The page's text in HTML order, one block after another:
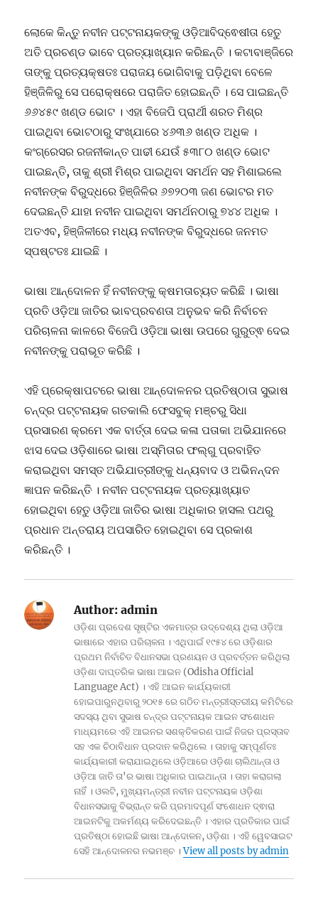
ଲୋକେ କିନ୍ତୁ ନବୀନ ପଟ୍ଟନାୟକଙ୍କୁ ଓଡ଼ିଆବିଦ୍ଵେଷୀତା ହେତୁ
ଅତି ପ୍ରଚଣ୍ଡ ଭାବେ ପ୍ରତ୍ୟାଖ୍ୟାନ କରିଛନ୍ତି । କଟାବାଞ୍ଜିରେ
ତାଙ୍କୁ ପ୍ରତ୍ୟକ୍ଷତଃ ପରାଜୟ ଭୋଗିବାକୁ ପଡ଼ିଥିବା ବେଳେ
ହିଞ୍ଜିଳିରୁ ସେ ପରୋକ୍ଷରେ ପରାଜିତ ହୋଇଛନ୍ତି । ସେ ପାଇଛନ୍ତି
୬୬୪୫୯ ଖଣ୍ଡ ଭୋଟ । ଏହା ବିଜେପି ପ୍ରାର୍ଥୀ ଶରତ ମିଶ୍ର
ପାଇଥିବା ଭୋଟଠାରୁ ସଂଖ୍ଯାରେ ୪୬୩୬ ଖଣ୍ଡ ଅଧିକ ।
କଂଗ୍ରେସର ରଜନୀକାନ୍ତ ପାଢୀ ଯେଉଁ ୫୩୮୦ ଖଣ୍ଡ ଭୋଟ
ପାଇଛନ୍ତି, ତାକୁ ଶ୍ରୀ ମିଶ୍ର ପାଇଥିବା ସମର୍ଥନ ସହ ମିଶାଇଲେ
ନବୀନଙ୍କ ବିରୁଦ୍ଧରେ ହିଞ୍ଜିଳିର ୬୭୨୦୩ ଜଣ ଭୋଟର ମତ
ଦେଇଛନ୍ତି ଯାହା ନବୀନ ପାଇଥିବା ସମର୍ଥନଠାରୁ ୭୪୪ ଅଧିକ ।
ଅତଏବ, ହିଞ୍ଜିଳୀରେ ମଧ୍ୟ ନବୀନଙ୍କ ବିରୁଦ୍ଧରେ ଜନମତ
ସ୍ପଷ୍ଟତଃ ଯାଇଛି ।
ଭାଷା ଆନ୍ଦୋଳନ ହିଁ ନବୀନଙ୍କୁ କ୍ଷମତାଚ୍ୟତ କରିଛି । ଭାଷା
ପ୍ରତି ଓଡ଼ିଆ ଜାତିର ଭାବପ୍ରବଣତା ଅନୁଭବ କରି ନିର୍ବାଚନ
ପରିଚାଳନା କାଳରେ ବିଜେପି ଓଡ଼ିଆ ଭାଷା ଉପରେ ଗୁରୁତ୍ଵ ଦେଇ
ନବୀନଙ୍କୁ ପରାଭୂତ କରିଛି ।
ଏହି ପ୍ରେକ୍ଷାପଟରେ ଭାଷା ଆନ୍ଦୋଳନର ପ୍ରତିଷ୍ଠାତା ସୁଭାଷ
ଚନ୍ଦ୍ର ପଟ୍ଟନାୟକ ଗତକାଲି ଫେସବୁକ୍ ମଞ୍ଚରୁ ସିଧା
ପ୍ରସାରଣ କ୍ରମେ ଏକ ବାର୍ତ୍ତା ଦେଇ କଳା ପତାକା ଅଭିଯାନରେ
ଝାସ ଦେଇ ଓଡ଼ିଶାରେ ଭାଷା ଅସ୍ମିତାର ଫଲ୍ଗୁ ପ୍ରବାହିତ
କରାଇଥିବା ସମସ୍ତ ଅଭିଯାତ୍ରୀଙ୍କୁ ଧନ୍ୟବାଦ ଓ ଅଭିନନ୍ଦନ
ଜ୍ଞାପନ କରିଛନ୍ତି । ନବୀନ ପଟ୍ଟନାୟକ ପ୍ରତ୍ୟାଖ୍ୟାତ
ହୋଇଥିବା ହେତୁ ଓଡ଼ିଆ ଜାତିର ଭାଷା ଅଧିକାର ହାସଲ ପଥରୁ
ପ୍ରଧାନ ଅନ୍ତରାୟ ଅପସାରିତ ହୋଇଥିବା ସେ ପ୍ରକାଶ
କରିଛନ୍ତି ।
Author: admin
ଓଡ଼ିଶା ପ୍ରଦେଶ ସୃଷ୍ଟିର ଏକମାତ୍ର ଉଦ୍ଦେଶ୍ୟ ଥିଲା ଓଡ଼ିଆ
ଭାଷାରେ ଏହାର ପରିଚାଳନା । ଏଥିପାଇଁ ୧୯୫୪ ରେ ଓଡ଼ିଶାର
ପ୍ରଥମ ନିର୍ବାଚିତ ବିଧାନସଭା ପ୍ରଣୟନ ଓ ପ୍ରବର୍ତ୍ତନ କରିଥିଲା
ଓଡ଼ିଶା ଦାପ୍ତରିକ ଭାଷା ଆଇନ (Odisha Official
Language Act) । ଏହି ଆଇନ କାର୍ଯ୍ୟକାରୀ
ହୋଇପାରୁନଥିବାରୁ ୨୦୧୫ ରେ ଗଠିତ ମନ୍ତ୍ରୀସ୍ତରୀୟ କମିଟିରେ
ସଦସ୍ୟ ଥିବା ସୁଭାଷ ଚନ୍ଦ୍ର ପଟ୍ଟନାୟକ ଆଇନ ସଂଶୋଧନ
ମାଧ୍ୟମରେ ଏହି ଆଇନର ସଶକ୍ତିକରଣ ପାଇଁ ନିଜର ପ୍ରସ୍ତାବ
ସହ ଏକ ଚିଠାବିଧାନ ପ୍ରଦାନ କରିଥିଲେ । ତାହାକୁ ସମ୍ପୂର୍ଣତଃ
କାର୍ଯ୍ୟକାରୀ କରାଯାଇଥିଲେ ଓଡ଼ିଆରେ ଓଡ଼ିଶା ଚାଲିଥାନ୍ତା ଓ
ଓଡ଼ିଆ ଜାତି ତା'ର ଭାଷା ଅଧିକାର ପାଇଥାନ୍ତା । ତାହା କରାଗଲା
ନାହିଁ । ଓଲଟି, ମୁଖ୍ୟମନ୍ତ୍ରୀ ନବୀନ ପଟ୍ଟନାୟକ ଓଡ଼ିଶା
ବିଧାନସଭାକୁ ବିଭ୍ରାନ୍ତ କରି ପ୍ରମାଦପୂର୍ଣ ସଂଶୋଧନ ଦ୍ଵାରା
ଆଇନଟିକୁ ଅକର୍ମଣ୍ୟ କରିଦେଇଛନ୍ତି । ଏହାର ପ୍ରତିକାର ପାଇଁ
ପ୍ରତିଷ୍ଠା ହୋଇଛି ଭାଷା ଆନ୍ଦୋଳନ, ଓଡ଼ିଶା । ଏହି ୱେବସାଇଟ
ସେହି ଆନ୍ଦୋଳନର ନଭମଞ୍ଚ ।View all posts by admin